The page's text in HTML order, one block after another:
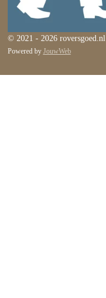
© 2021 - 2026 roversgoed.nl
Powered by JouwWeb